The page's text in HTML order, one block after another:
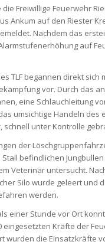
die Freiwillige Feuerwehr
Ankum auf den Riester
Nachdem das
auf
TLF begannen direkt
vor. Durch das
eine Schlauchleitung
umsichtige Handeln des
schnell unter Kontrolle
der
Stall befindlichen
Veterinär untersucht.
Silo wurde geleert
werden.
einer Stunde vor Ort
eingesetzten Kräfte der
wurden die Einsatzkräfte